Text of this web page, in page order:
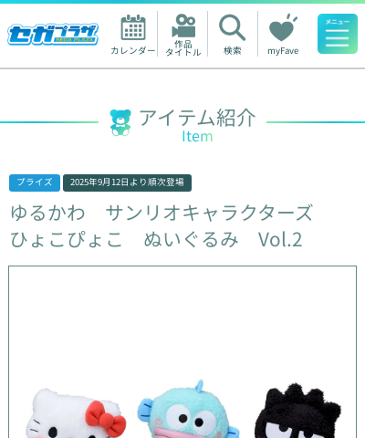
カレンダー 作品
タイトル 検索 myFave
人気ワード
アイテム紹介
Item
プライズ 2025年9月12日 より順次登場
ゆるかわ
サンリオキャラクターズ
ひょこぴょこ
ぬいぐるみ Vol.2